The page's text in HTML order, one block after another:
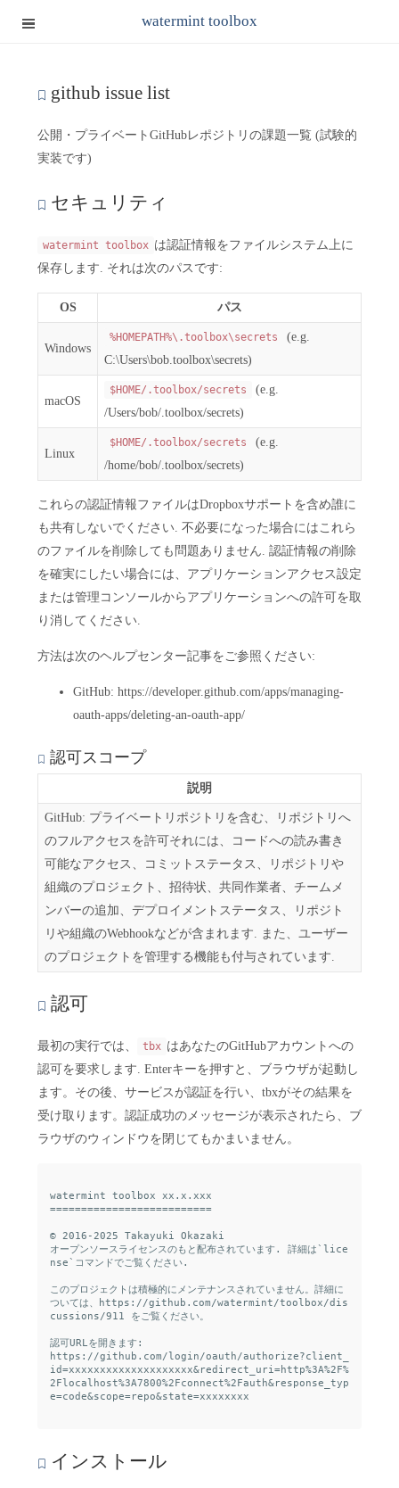
watermint toolbox
github issue list
公開・プライベートGitHubレポジトリの課題一覧 (試験的
実装です)
セキュリティ
watermint toolbox は認証情報をファイルシステム上に
保存します. それは次のパスです:
OS パス
Windows
%HOMEPATH%\.toolbox\secrets
(e.g.
C:\Users\bob.toolbox\secrets)
macOS
$HOME/.toolbox/secrets
(e.g.
/Users/bob/.toolbox/secrets)
Linux
$HOME/.toolbox/secrets
(e.g.
/home/bob/.toolbox/secrets)
これらの認証情報ファイルはDropboxサポートを含め誰に
も共有しないでください. 不必要になった場合にはこれら
のファイルを削除しても問題ありません. 認証情報の削除
を確実にしたい場合には、アプリケーションアクセス設定
または管理コンソールからアプリケーションへの許可を取
り消してください.
方法は次のヘルプセンター記事をご参照ください:
GitHub: https://developer.github.com/apps/managing-
oauth-apps/deleting-an-oauth-app/
認可スコープ
説明
GitHub: プライベートリポジトリを含む、リポジトリへ
のフルアクセスを許可それには、コードへの読み書き
可能なアクセス、コミットステータス、リポジトリや
組織のプロジェクト、招待状、共同作業者、チームメ
ンバーの追加、デプロイメントステータス、リポジト
リや組織のWebhookなどが含まれます. また、ユーザー
のプロジェクトを管理する機能も付与されています.
認可
最初の実行では、 tbx はあなたのGitHubアカウントへの
認可を要求します. Enterキーを押すと、ブラウザが起動し
ます。その後、サービスが認証を行い、tbxがその結果を
受け取ります。認証成功のメッセージが表示されたら、ブ
ラウザのウィンドウを閉じてもかまいません。
watermint toolbox xx.x.xxx
==========================
© 2016-2025 Takayuki Okazaki
オープンソースライセンスのもと配布されています. 詳細は`lice
nse`コマンドでご覧ください.
このプロジェクトは積極的にメンテナンスされていません。詳細に
ついては、https://github.com/watermint/toolbox/dis
cussions/911 をご覧ください。
認可URLを開きます:
https://github.com/login/oauth/authorize?client_
id=xxxxxxxxxxxxxxxxxxxx&redirect_uri=http%3A%2F%
2Flocalhost%3A7800%2Fconnect%2Fauth&response_typ
e=code&scope=repo&state=xxxxxxxx
インストール